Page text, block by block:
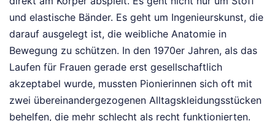
und elastische Bänder. Es geht um Ingenieurskunst, die
darauf ausgelegt ist, die weibliche Anatomie in
Bewegung zu schützen. In den 1970er Jahren, als das
Laufen für Frauen gerade erst gesellschaftlich
akzeptabel wurde, mussten Pionierinnen sich oft mit
zwei übereinandergezogenen Alltagskleidungsstücken
behelfen, die mehr schlecht als recht funktionierten.